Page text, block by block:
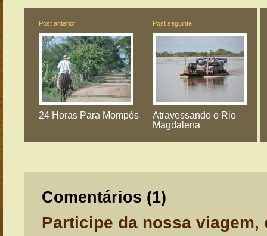
Post anterior
24 Horas Para Mompós
Post seguinte
Atravessando o Rio
Magdalena
Comentários (1)
Participe da nossa viagem,